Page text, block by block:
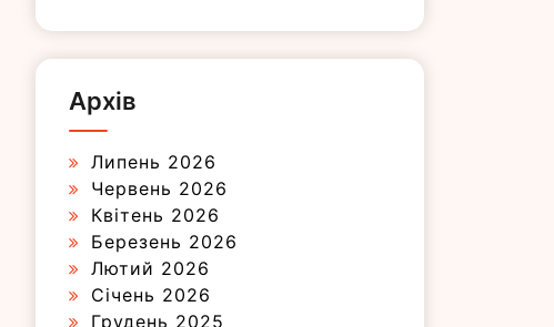
Архів
Липень 2026
Червень 2026
Квітень 2026
Березень 2026
Лютий 2026
Січень 2026
Грудень 2025